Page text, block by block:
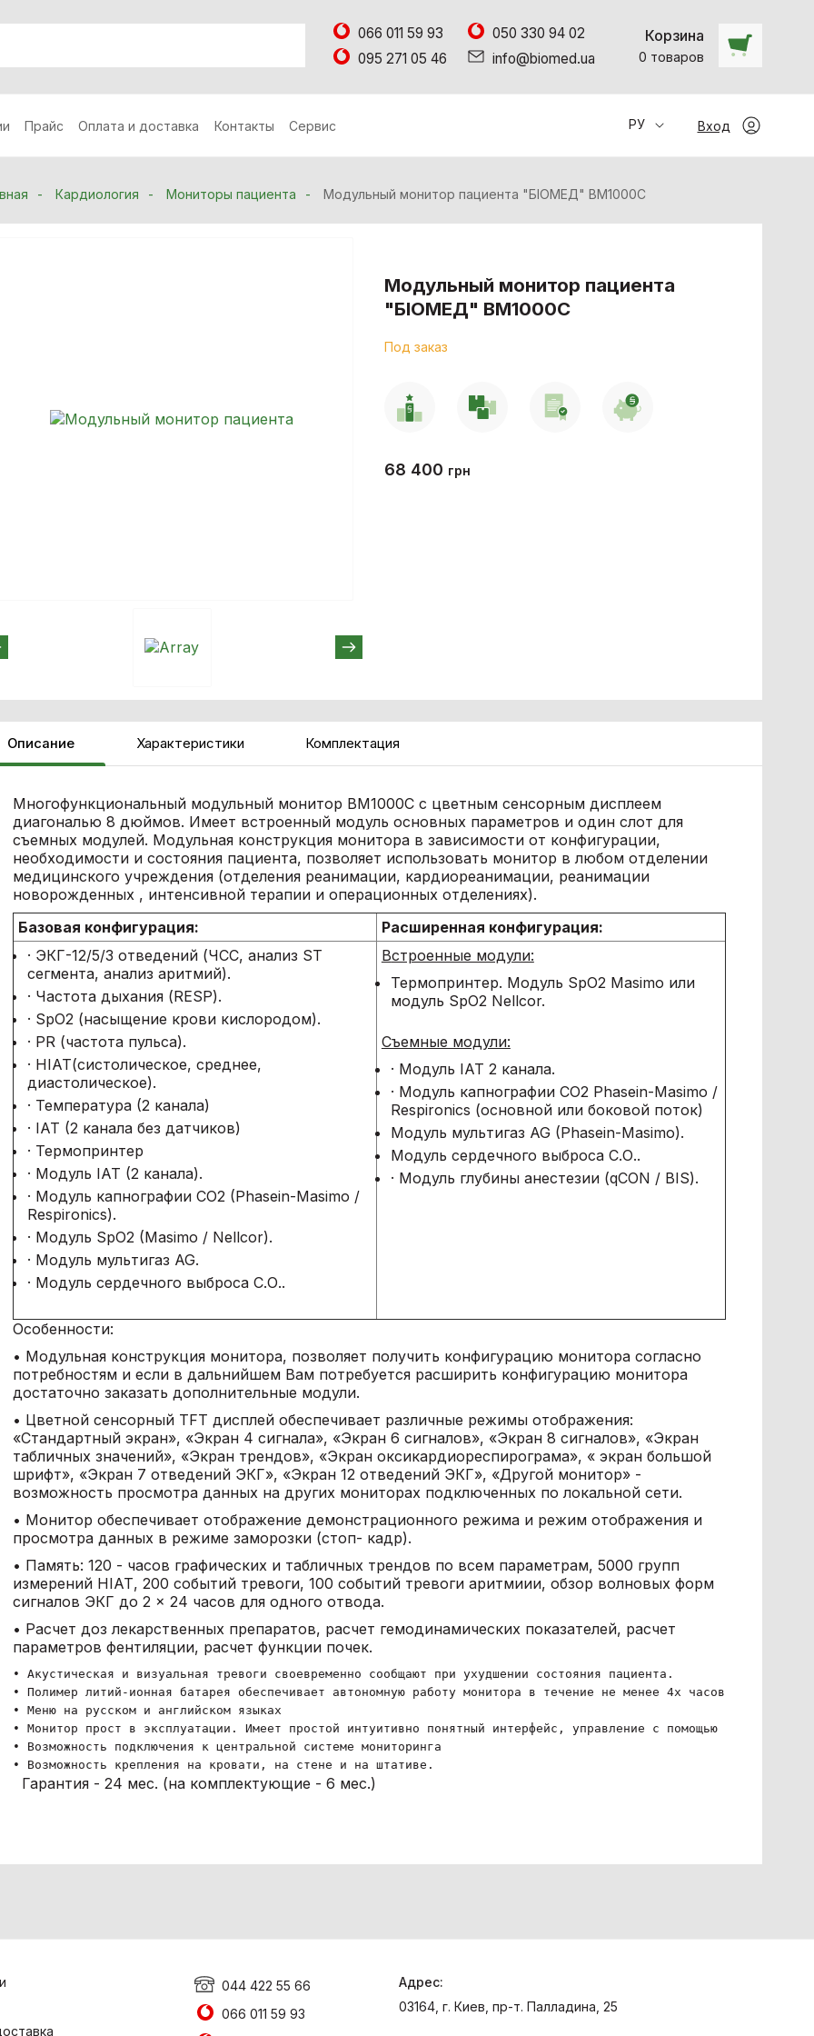
066 011 59 93
050 330 94 02
095 271 05 46
info@biomed.ua
Корзина
0 товаров
Прайс Оплата и доставка Контакты Сервис РУ Вход
Кардиология Мониторы пациента Модульный монитор пациента "БІОМЕД" ВМ1000С
Модульный монитор пациента
"БІОМЕД" ВМ1000С
Под заказ
68 400 грн
Описание Характеристики Комплектация
Многофункциональный модульный монитор BM1000С с цветным сенсорным дисплеем
диагональю 8 дюймов. Имеет встроенный модуль основных параметров и один слот для
съемных модулей. Модульная конструкция монитора в зависимости от конфигурации,
необходимости и состояния пациента, позволяет использовать монитор в любом отделении
медицинского учреждения (отделения реанимации, кардиореанимации, реанимации
новорожденных , интенсивной терапии и операционных отделениях).
Базовая конфигурация: Расширенная конфигурация:
· ЭКГ-12/5/3 отведений (ЧСС, анализ ST
сегмента, анализ аритмий).
· Частота дыхания (RESP).
· SpO2 (насыщение крови кислородом).
· PR (частота пульса).
· НІАТ(систолическое, среднее,
диастолическое).
· Температура (2 канала)
· ІАТ (2 канала без датчиков)
· Термопринтер
· Модуль ІАТ (2 канала).
· Модуль капнографии CO2 (Phasein-Masimo /
Respironics).
· Модуль SpO2 (Masimo / Nellcor).
· Модуль мультигаз AG.
· Модуль сердечного выброса С.О..
Встроенные модули:
Термопринтер. Модуль SpO2 Masimo или
модуль SpO2 Nellcor.
Съемные модули:
· Модуль ІАТ 2 канала.
· Модуль капнографии CO2 Phasein-Masimo /
Respironics (основной или боковой поток)
Модуль мультигаз AG (Phasein-Masimo).
Модуль сердечного выброса С.О..
· Модуль глубины анестезии (qCON / BIS).
Особенности:
• Модульная конструкция монитора, позволяет получить конфигурацию монитора согласно
потребностям и если в дальнийшем Вам потребуется расширить конфигурацию монитора
достаточно заказать дополнительные модули.
• Цветной сенсорный TFT дисплей обеспечивает различные режимы отображения:
«Стандартный экран», «Экран 4 сигнала», «Экран 6 сигналов», «Экран 8 сигналов», «Экран
табличных значений», «Экран трендов», «Экран оксикардиореспирограма», « экран большой
шрифт», «Экран 7 отведений ЭКГ», «Экран 12 отведений ЭКГ», «Другой монитор» -
возможность просмотра данных на других мониторах подключенных по локальной сети.
• Монитор обеспечивает отображение демонстрационного режима и режим отображения и
просмотра данных в режиме заморозки (стоп- кадр).
• Память: 120 - часов графических и табличных трендов по всем параметрам, 5000 групп
измерений НIАТ, 200 событий тревоги, 100 событий тревоги аритмиии, обзор волновых форм
сигналов ЭКГ до 2 × 24 часов для одного отвода.
• Расчет доз лекарственных препаратов, расчет гемодинамических показателей, расчет
параметров фентиляции, расчет функции почек.
• Акустическая и визуальная тревоги своевременно сообщают при ухудшении состояния пациента.
• Полимер литий-ионная батарея обеспечивает автономную работу монитора в течение не менее 4х часов.
• Меню на русском и английском языках
• Монитор прост в эксплуатации. Имеет простой интуитивно понятный интерфейс, управление с помощью
• Возможность подключения к центральной системе мониторинга
• Возможность крепления на кровати, на стене и на штативе.
Гарантия - 24 мес. (на комплектующие - 6 мес.)
044 422 55 66
066 011 59 93
Адрес:
03164, г. Киев, пр-т. Палладина, 25